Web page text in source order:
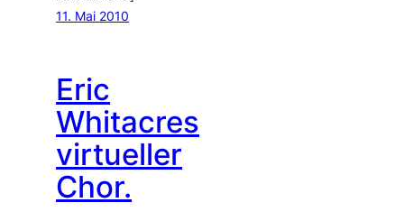
11. Mai 2010
Eric
Whitacres
virtueller
Chor.